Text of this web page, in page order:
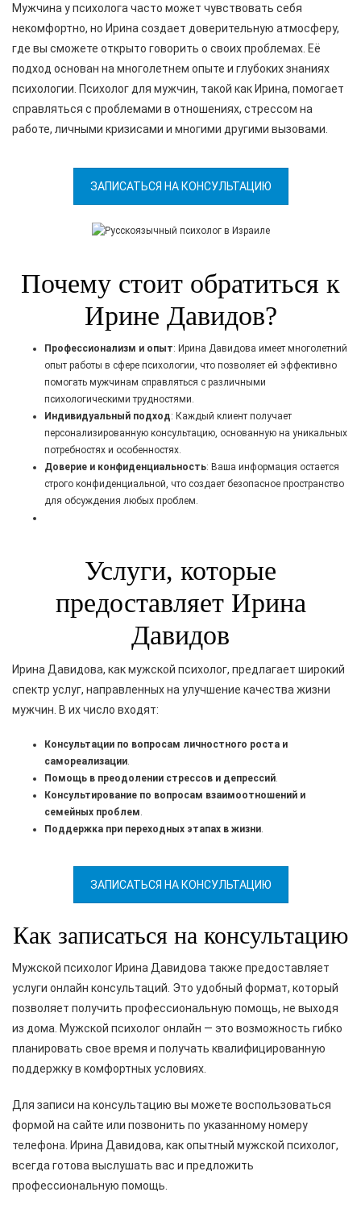
Мужчина у психолога часто может чувствовать себя
некомфортно, но Ирина создает доверительную атмосферу,
где вы сможете открыто говорить о своих проблемах. Её
подход основан на многолетнем опыте и глубоких знаниях
психологии. Психолог для мужчин, такой как Ирина, помогает
справляться с проблемами в отношениях, стрессом на
работе, личными кризисами и многими другими вызовами.
ЗАПИСАТЬСЯ НА КОНСУЛЬТАЦИЮ
Почему стоит обратиться к
Ирине Давидов?
Профессионализм и опыт: Ирина Давидова имеет многолетний
опыт работы в сфере психологии, что позволяет ей эффективно
помогать мужчинам справляться с различными
психологическими трудностями.
Индивидуальный подход: Каждый клиент получает
персонализированную консультацию, основанную на уникальных
потребностях и особенностях.
Доверие и конфиденциальность: Ваша информация остается
строго конфиденциальной, что создает безопасное пространство
для обсуждения любых проблем.
Услуги, которые
предоставляет Ирина
Давидов
Ирина Давидова, как мужской психолог, предлагает широкий
спектр услуг, направленных на улучшение качества жизни
мужчин. В их число входят:
Консультации по вопросам личностного роста и
самореализации.
Помощь в преодолении стрессов и депрессий.
Консультирование по вопросам взаимоотношений и
семейных проблем.
Поддержка при переходных этапах в жизни.
ЗАПИСАТЬСЯ НА КОНСУЛЬТАЦИЮ
Как записаться на консультацию
Мужской психолог Ирина Давидова также предоставляет
услуги онлайн консультаций. Это удобный формат, который
позволяет получить профессиональную помощь, не выходя
из дома. Мужской психолог онлайн — это возможность гибко
планировать свое время и получать квалифицированную
поддержку в комфортных условиях.
Для записи на консультацию вы можете воспользоваться
формой на сайте или позвонить по указанному номеру
телефона. Ирина Давидова, как опытный мужской психолог,
всегда готова выслушать вас и предложить
профессиональную помощь.